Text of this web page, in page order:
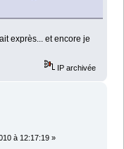
exprès... et encore je
IP archivée
à 12:17:19 »